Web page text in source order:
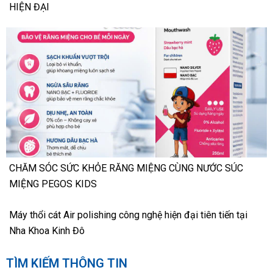
HIỆN ĐẠI
CHĂM SÓC SỨC KHỎE RĂNG MIỆNG CÙNG NƯỚC SÚC
MIỆNG PEGOS KIDS
Máy thổi cát Air polishing công nghệ hiện đại tiên tiến tại
Nha Khoa Kinh Đô
TÌM KIẾM THÔNG TIN